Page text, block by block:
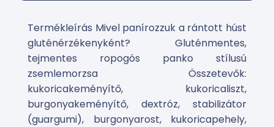
Termékleírás Mivel panírozzuk a rántott húst
gluténérzékenyként? Gluténmentes,
tejmentes ropogós panko stílusú
zsemlemorzsa Összetevők:
kukoricakeményítő, kukoricaliszt,
burgonyakeményítő, dextróz, stabilizátor
(guargumi), burgonyarost, kukoricapehely,